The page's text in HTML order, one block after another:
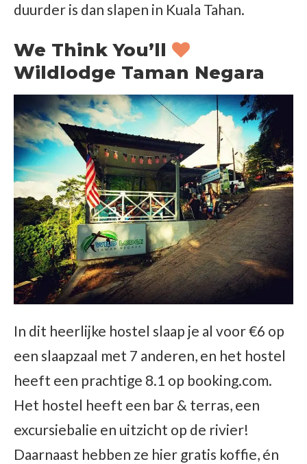
duurder is dan slapen in Kuala Tahan.
We Think You’ll
Wildlodge Taman Negara
In dit heerlijke hostel slaap je al voor €6 op
een slaapzaal met 7 anderen, en het hostel
heeft een prachtige 8.1 op booking.com.
Het hostel heeft een bar & terras, een
excursiebalie en uitzicht op de rivier!
Daarnaast hebben ze hier gratis koffie, én